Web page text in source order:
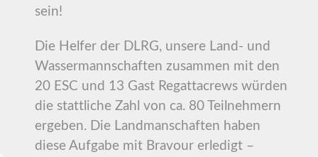
sein!
Die Helfer der DLRG, unsere Land- und
Wassermannschaften zusammen mit den
20 ESC und 13 Gast Regattacrews würden
die stattliche Zahl von ca. 80 Teilnehmern
ergeben. Die Landmanschaften haben
diese Aufgabe mit Bravour erledigt –